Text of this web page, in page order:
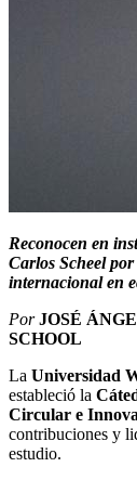
Reconocen en
Carlos Scheel
internacional en
Por JOSÉ
SCHOOL
La Universidad
estableció la
Circular e
contribuciones y
estudio.